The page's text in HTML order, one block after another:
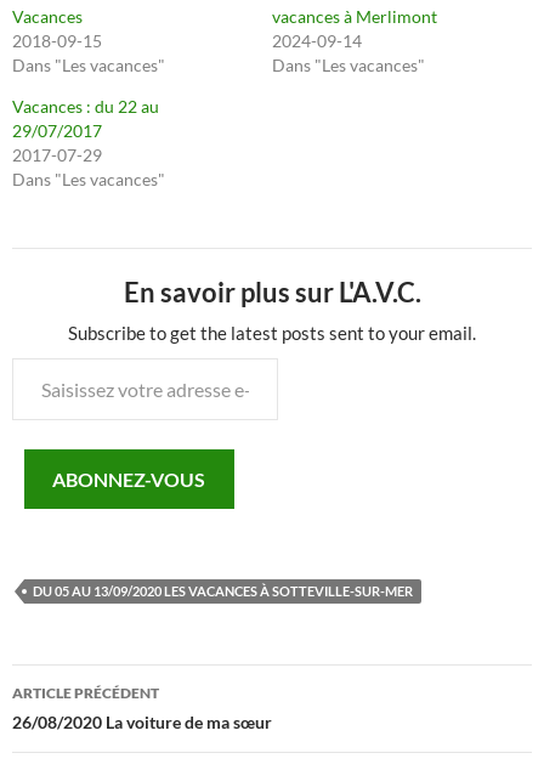
Vacances
2018-09-15
Dans "Les vacances"
vacances à Merlimont
2024-09-14
Dans "Les vacances"
Vacances : du 22 au
29/07/2017
2017-07-29
Dans "Les vacances"
En savoir plus sur L'A.V.C.
Subscribe to get the latest posts sent to your email.
votre
mail…ABONNEZ-VOUS
DU 05 AU 13/09/2020 LES VACANCES À SOTTEVILLE-SUR-MER
Navigation
des
ARTICLE PRÉCÉDENT
26/08/2020 La voiture de ma sœur